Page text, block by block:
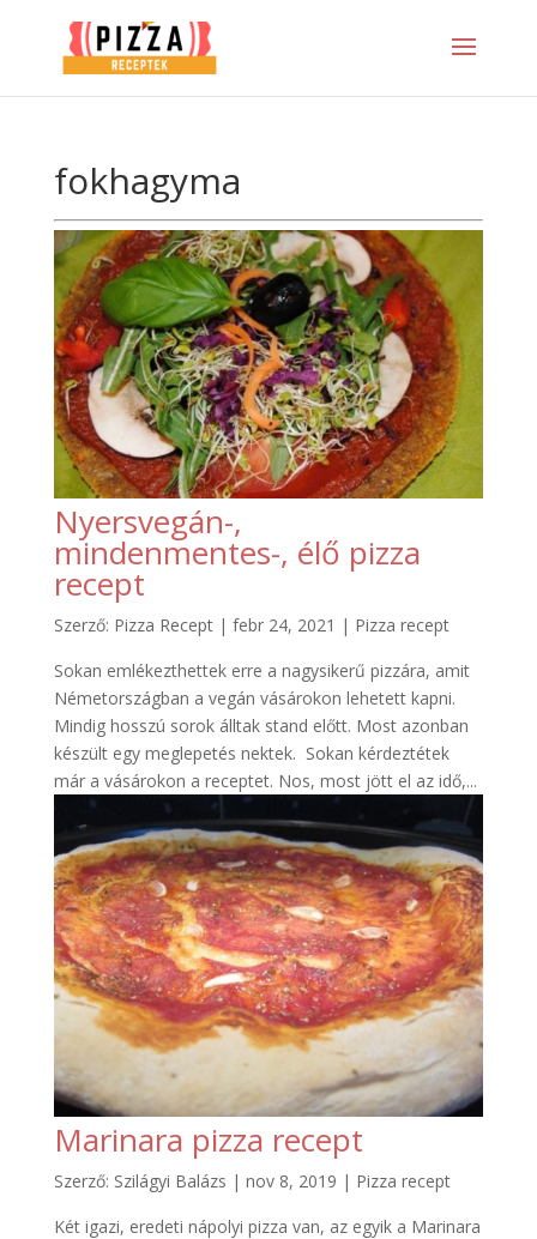
fokhagyma
Nyersvegán-,
mindenmentes-, élő pizza
recept
Szerző: Pizza Recept| febr 24, 2021 | Pizza recept
Sokan emlékezthettek erre a nagysikerű pizzára, amit
Németországban a vegán vásárokon lehetett kapni.
Mindig hosszú sorok álltak stand előtt. Most azonban
készült egy meglepetés nektek. Sokan kérdeztétek
már a vásárokon a receptet. Nos, most jött el az idő,...
Marinara pizza recept
Szerző: Szilágyi Balázs | nov 8, 2019 | Pizza recept
Két igazi, eredeti nápolyi pizza van, az egyik a Marinara